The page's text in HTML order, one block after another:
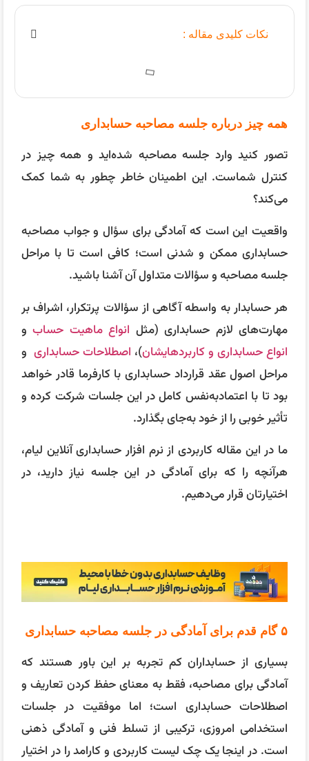
نکات کلیدی مقاله :
همه چیز درباره جلسه مصاحبه حسابداری
تصور کنید وارد جلسه مصاحبه شده‌اید و همه چیز در
کنترل شماست. این اطمینان خاطر چطور به شما کمک
می‌کند؟
واقعیت این است که آمادگی برای سؤال و جواب مصاحبه
حسابداری ممکن و شدنی است؛ کافی است تا با مراحل
جلسه مصاحبه و سؤالات متداول آن آشنا باشید.
هر حسابدار به واسطه آگاهی از سؤالات پرتکرار، اشراف بر
مهارت‌های لازم حسابداری (مثل انواع ماهیت حسابو
انواع حسابداری و کاربردهایشان)، اصطلاحات حسابداری و
مراحل اصول عقد قرارداد حسابداری با کارفرما قادر خواهد
بود تا با اعتمادبه‌نفس کامل در این جلسات شرکت کرده و
تأثیر خوبی را از خود به‌جای بگذارد.
ما در این مقاله کاربردی از نرم افزار حسابداری آنلاین لیام،
هرآنچه را که برای آمادگی در این جلسه نیاز دارید، در
اختیارتان قرار می‌دهیم.
۵ گام قدم برای آمادگی در جلسه مصاحبه حسابداری
بسیاری از حسابداران کم تجربه بر این باور هستند که
آمادگی برای مصاحبه، فقط به معنای حفظ کردن تعاریف و
اصطلاحات حسابداری است؛ اما موفقیت در جلسات
استخدامی امروزی، ترکیبی از تسلط فنی و آمادگی ذهنی
است. در اینجا یک چک لیست کاربردی و کارامد را در اختیار